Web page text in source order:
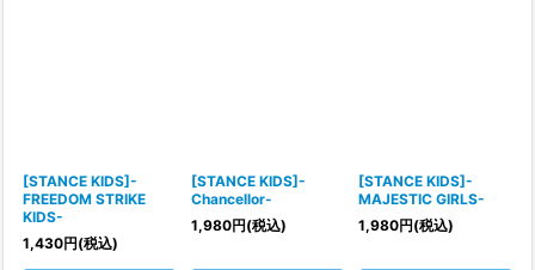
[STANCE KIDS]-
FREEDOM STRIKE
KIDS-
1,430円(税込)
[STANCE KIDS]-
Chancellor-
1,980円(税込)
[STANCE KIDS]-
MAJESTIC GIRLS-
1,980円(税込)